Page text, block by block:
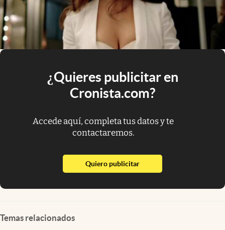
¿Quieres publicitar en
Cronista.com?
Accede aquí, completa tus datos y te
contactaremos.
Quiero publicitarabre en nueva pestaña
Temas relacionados